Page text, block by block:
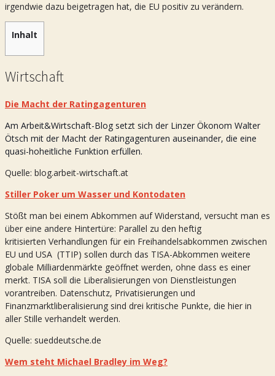
irgendwie dazu beigetragen hat, die EU positiv zu verändern.
Inhalt
Wirtschaft
Die Macht der Ratingagenturen
Am Arbeit&Wirtschaft-Blog setzt sich der Linzer Ökonom Walter
Ötsch mit der Macht der Ratingagenturen auseinander, die eine
quasi-hoheitliche Funktion erfüllen.
Quelle: blog.arbeit-wirtschaft.at
Stiller Poker um Wasser und Kontodaten
Stößt man bei einem Abkommen auf Widerstand, versucht man es
über eine andere Hintertüre: Parallel zu den heftig
kritisierten Verhandlungen für ein Freihandelsabkommen zwischen
EU und USA (TTIP) sollen durch das TISA-Abkommen weitere
globale Milliardenmärkte geöffnet werden, ohne dass es einer
merkt. TISA soll die Liberalisierungen von Dienstleistungen
vorantreiben. Datenschutz, Privatisierungen und
Finanzmarktliberalisierung sind drei kritische Punkte, die hier in
aller Stille verhandelt werden.
Quelle: sueddeutsche.de
Wem steht Michael Bradley im Weg?